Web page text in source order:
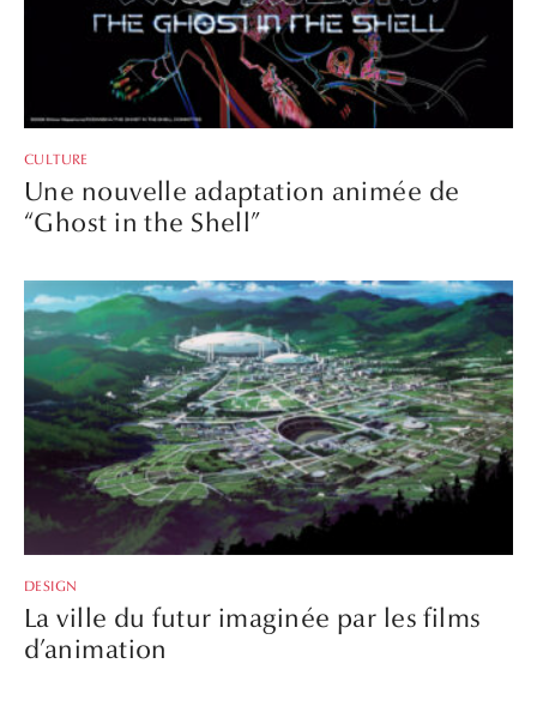
CULTURE
Une nouvelle adaptation animée de
“Ghost in the Shell”
DESIGN
La ville du futur imaginée par les films
d’animation